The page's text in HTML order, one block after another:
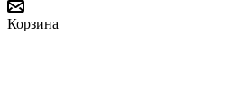
Корзина